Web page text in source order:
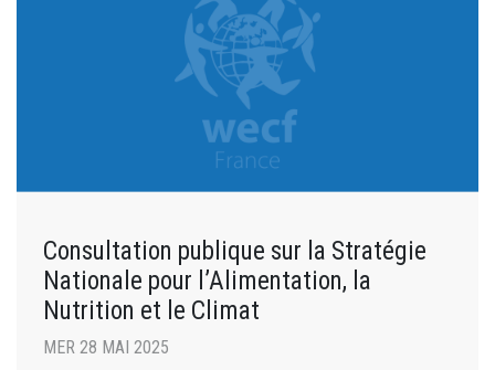
Consultation publique sur la Stratégie
Nationale pour l’Alimentation, la
Nutrition et le Climat
MER 28 MAI 2025